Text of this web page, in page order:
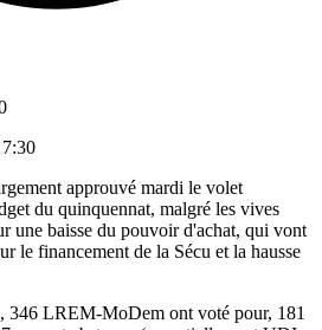
approuvé mardi le volet
du quinquennat, malgré les vives
une baisse du pouvoir d'achat, qui vont
le financement de la Sécu et la hausse
346 LREM-MoDem ont voté pour, 181